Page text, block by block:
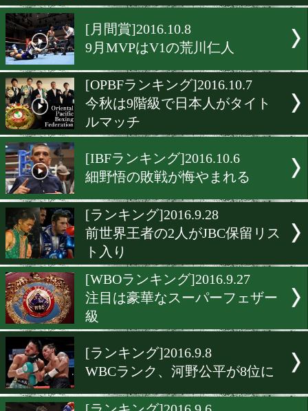
[WBOランキング
パッキャオが王座奪還
[ランキング]2016.10.26
新鋭5選手が日本ランキン
[WBCランキング
長谷川穂積が5年半ぶりに
に
[月間賞]2016.10.8
9月MVPはV1の荒川仁人
[OPBFランキング]2016.10.7
今秋は9階級で日本人がタ
ルマッチ